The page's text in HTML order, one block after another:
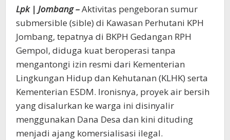
Lpk | Jombang –Aktivitas pengeboran sumur
submersible (sible) di Kawasan Perhutani KPH
Jombang, tepatnya di BKPH Gedangan RPH
Gempol, diduga kuat beroperasi tanpa
mengantongi izin resmi dari Kementerian
Lingkungan Hidup dan Kehutanan (KLHK) serta
Kementerian ESDM. Ironisnya, proyek air bersih
yang disalurkan ke warga ini disinyalir
menggunakan Dana Desa dan kini dituding
menjadi ajang komersialisasi ilegal.